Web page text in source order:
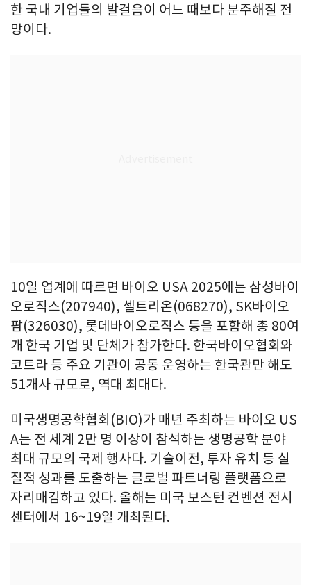
한 국내 기업들의 발걸음이 어느 때보다 분주해질 전
망이다.
10일 업계에 따르면 바이오 USA 2025에는 삼성바이
오로직스(207940), 셀트리온(068270), SK바이오
팜(326030), 롯데바이오로직스 등을 포함해 총 80여
개 한국 기업 및 단체가 참가한다. 한국바이오협회와
코트라 등 주요 기관이 공동 운영하는 한국관만 해도
51개사 규모로, 역대 최대다.
미국생명공학협회(BIO)가 매년 주최하는 바이오 US
A는 전 세계 2만 명 이상이 참석하는 생명공학 분야
최대 규모의 국제 행사다. 기술이전, 투자 유치 등 실
질적 성과를 도출하는 글로벌 파트너링 플랫폼으로
자리매김하고 있다. 올해는 미국 보스턴 컨벤션 전시
센터에서 16~19일 개최된다.